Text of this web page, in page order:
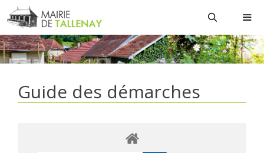
Aller
au
contenu
Guide des démarches